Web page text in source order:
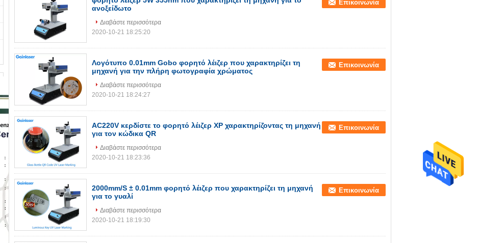
ανοξείδωτο
Επικοινωνία
Διαβάστε περισσότερα
2020-10-21 18:25:20
Λογότυπο 0.01mm Gobo φορητό λέιζερ που χαρακτηρίζει τη
μηχανή για την πλήρη φωτογραφία χρώματος
Επικοινωνία
Διαβάστε περισσότερα
2020-10-21 18:24:27
AC220V κερδίστε το φορητό λέιζερ XP χαρακτηρίζοντας τη μηχανή
για τον κώδικα QR
Επικοινωνία
Διαβάστε περισσότερα
2020-10-21 18:23:36
2000mm/S ± 0.01mm φορητό λέιζερ που χαρακτηρίζει τη μηχανή
για το γυαλί
Επικοινωνία
Διαβάστε περισσότερα
2020-10-21 18:19:30